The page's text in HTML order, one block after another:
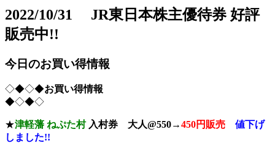
2022/10/31 JR東日本株主優待券 好評
販売中!!
今日のお買い得情報
◇◆◇◆お買い得情報
◆◇◆◇
★津軽藩 ねぷた村 入村券 大人@550→450円販売
値下げ
しました!!